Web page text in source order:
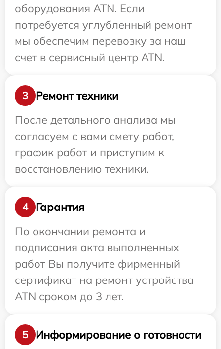
оборудования ATN. Если
потребуется углубленный ремонт
мы обеспечим перевозку за наш
счет в сервисный центр ATN.
3
Ремонт техники
После детального анализа мы
согласуем с вами смету работ,
график работ и приступим к
восстановлению техники.
4
Гарантия
По окончании ремонта и
подписания акта выполненных
работ Вы получите фирменный
сертификат на ремонт устройства
ATN сроком до 3 лет.
5
Информирование о готовности